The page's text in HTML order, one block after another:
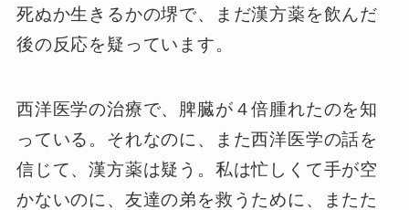
死ぬか生きるかの堺で、まだ漢方薬を飲んだ
後の反応を疑っています。
西洋医学の治療で、脾臓が４倍腫れたのを知
っている。それなのに、また西洋医学の話を
信じて、漢方薬は疑う。私は忙しくて手が空
かないのに、友達の弟を救うために、またた